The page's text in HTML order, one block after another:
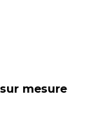
mesure